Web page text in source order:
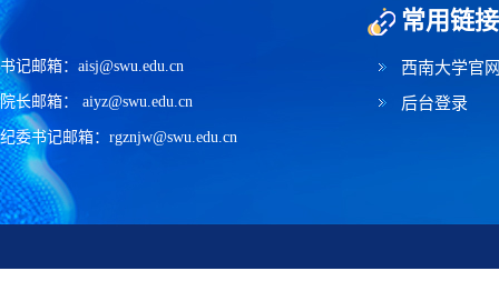
书记邮箱：aisj@swu.edu.cn
院长邮箱： aiyz@swu.edu.cn
纪委书记邮箱：rgznjw@swu.edu.cn
常用链接
西南大学官
后台登录